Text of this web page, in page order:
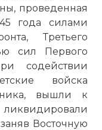
проведенная
года силами
Третьего
сил Первого
содействии
войска
вышли к
Восточную